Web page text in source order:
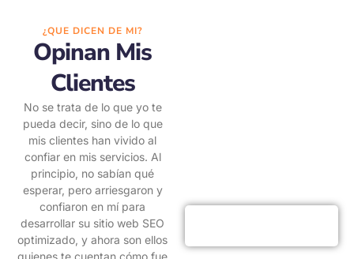
¿QUE DICEN DE MI?
Opinan Mis
Clientes
No se trata de lo que yo te
pueda decir, sino de lo que
mis clientes han vivido al
confiar en mis servicios. Al
principio, no sabían qué
esperar, pero arriesgaron y
confiaron en mí para
desarrollar su sitio web SEO
optimizado, y ahora son ellos
quienes te cuentan cómo fue